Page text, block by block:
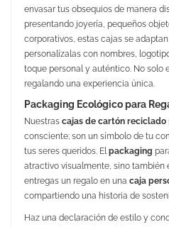
envasar tus obsequios de manera
presentando joyería, pequeños
corporativos, estas cajas se
personalízalas con nombres,
toque personal y auténtico. No solo
regalando una experiencia única.
Packaging Ecológico para
Nuestras cajas de cartón reciclado
consciente; son un símbolo de tu
tus seres queridos. Elpackaging
atractivo visualmente, sino también
entregas un regalo en una caja
compartiendo una historia de
Haz una declaración de estilo y